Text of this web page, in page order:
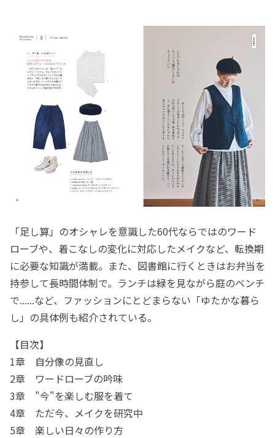
「足し算」のオシャレを意識した60代ならではのワード
ローブや、着こなしの変化に対応したメイクなど、転換期
に必要な知識が満載。また、図書館に行くときはお弁当を
持参して長時間体制で。ランチは緑を見ながら庭のベンチ
で......など、ファッションにとどまらない「ゆたかな暮ら
し」の具体例も紹介されている。
【目次】
1章 自分像の見直し
2章 ワードローブの吟味
3章 "今"を楽しむ服を着て
4章 ただ今、メイクを研究中
5章 楽しい日々の作り方